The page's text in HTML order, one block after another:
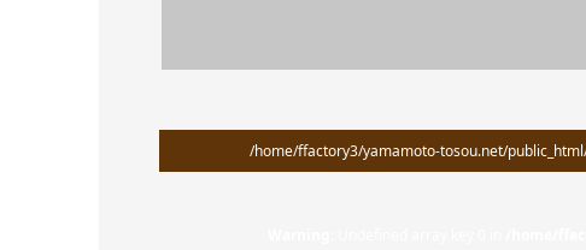
/home/ffactory3/yamamoto-tosou.net/